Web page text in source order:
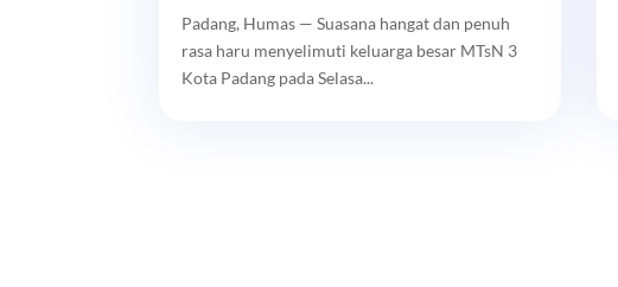
Padang, Humas — Suasana hangat dan penuh
rasa haru menyelimuti keluarga besar MTsN 3
Kota Padang pada Selasa...